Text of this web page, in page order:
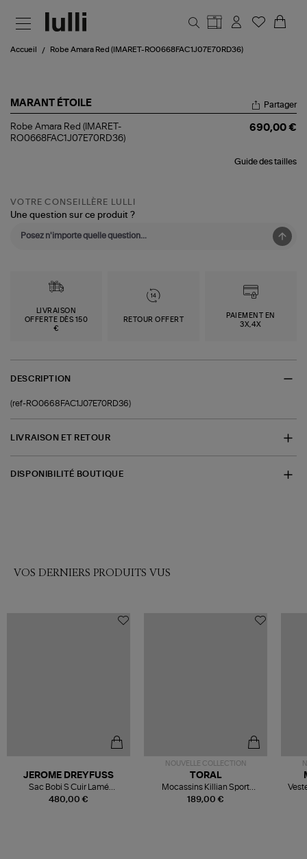
Accueil Robe Amara Red (IMARET-RO0668FAC1J07E70RD36)
MARANT ÉTOILE
Robe
Amara
Partager
Robe Amara Red (IMARET-
RO0668FAC1J07E70RD36)
690,00 €
Guide des tailles
VOTRE CONSEILLÈRE LULLI
Une question sur ce produit ?
LIVRAISON
OFFERTE DÈS 150
€
RETOUR OFFERT
PAIEMENT EN
3X,4X
DESCRIPTION
(ref-RO0668FAC1J07E70RD36)
LIVRAISON ET RETOUR
DISPONIBILITÉ BOUTIQUE
VOS DERNIERS PRODUITS VUS
480,00 €
JEROME DREYFUSS
Sac Bobi S Cuir Lamé
Champagne
NOUVELLE COLLECTION
189,00 €
TORAL
Mocassins Killian Sport
Mousse